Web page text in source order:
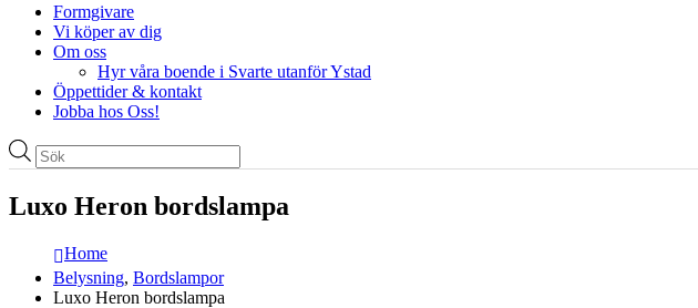
Formgivare
Vi köper av dig
Om oss
Hyr våra boende i Svarte utanför Ystad
Öppettider & kontakt
Jobba hos Oss!
Produktsökning
Luxo Heron bordslampa
Home
Belysning, Bordslampor
Luxo Heron bordslampa